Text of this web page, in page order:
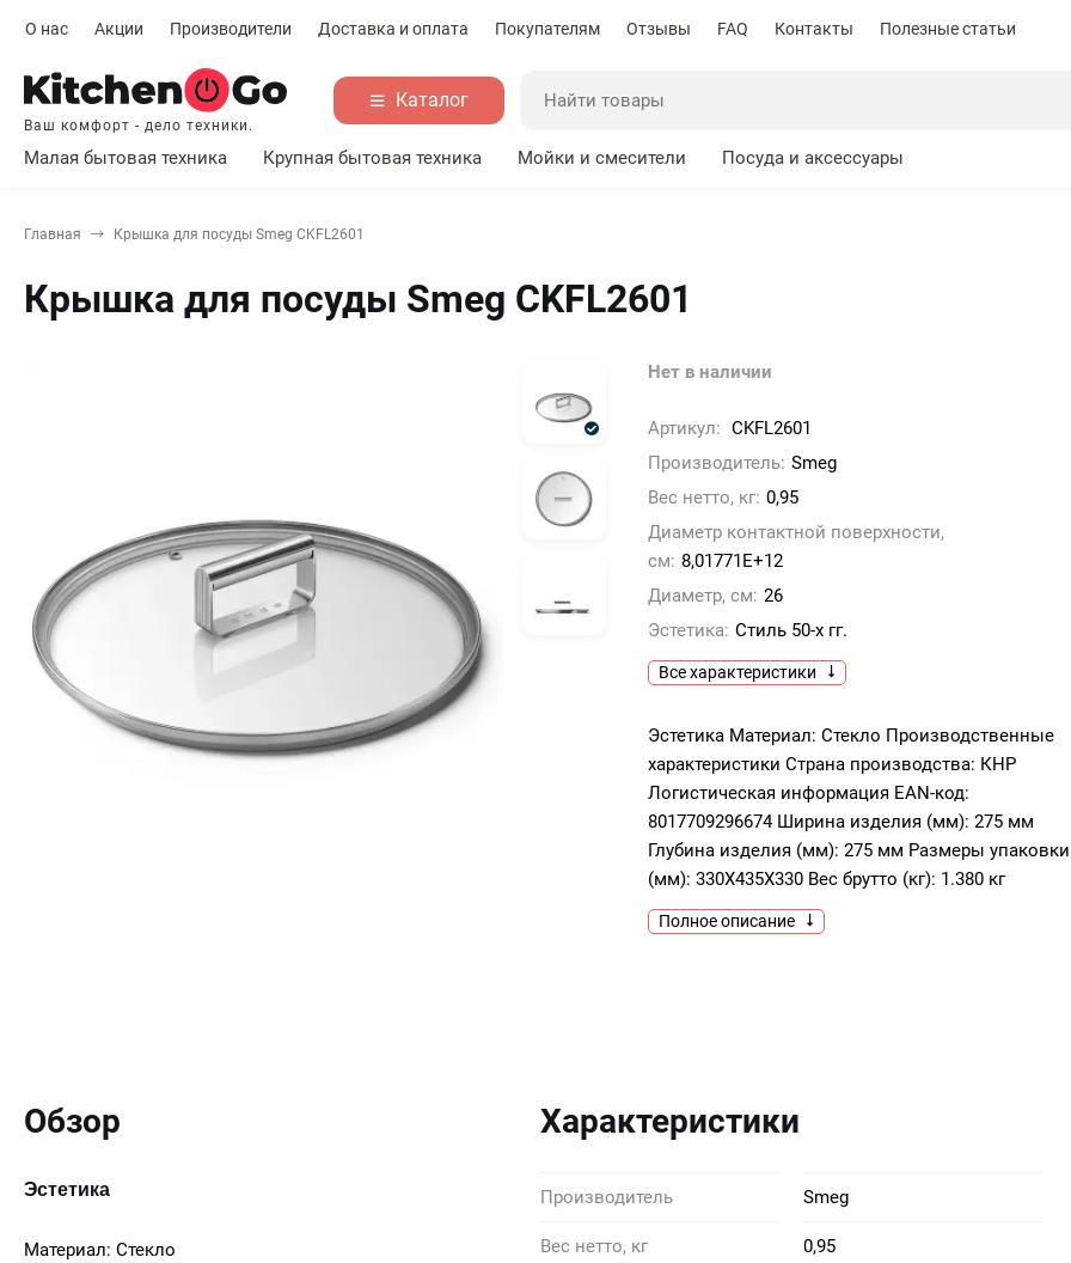
О нас Акции Производители Доставка и оплата Покупателям Отзывы FAQ Контакты Полезные статьи
Ваш комфорт - дело техники.
Каталог
Малая бытовая техника Крупная бытовая техника Мойки и смесители Посуда и аксессуары
Главная Крышка для посуды Smeg CKFL2601
Крышка для посуды Smeg CKFL2601
Нет в наличии
Артикул: CKFL2601
Производитель: Smeg
Вес нетто, кг: 0,95
Диаметр контактной поверхности,
см: 8,01771E+12
Диаметр, см: 26
Эстетика: Стиль 50-х гг.
Все характеристики
Эстетика Материал: Стекло Производственные
характеристики Страна производства: КНР
Логистическая информация EAN-код:
8017709296674 Ширина изделия (мм): 275 мм
Глубина изделия (мм): 275 мм Размеры упаковки
(мм): 330X435X330 Вес брутто (кг): 1.380 кг
Полное описание
Обзор
Эстетика
Материал: Стекло
Характеристики
Производитель Smeg
Вес нетто, кг 0,95